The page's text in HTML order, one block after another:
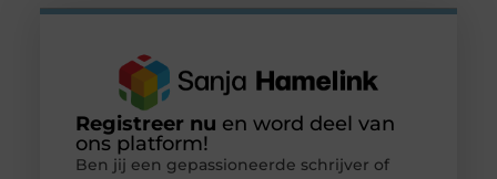
Registreer nu en word deel van
ons platform!
Ben jij een gepassioneerde schrijver of